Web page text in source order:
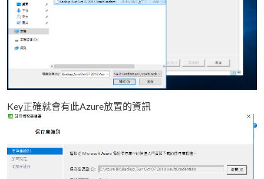
Key正確就會有此Azure放置的資訊